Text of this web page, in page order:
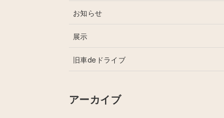
お知らせ
展示
旧車deドライブ
アーカイブ